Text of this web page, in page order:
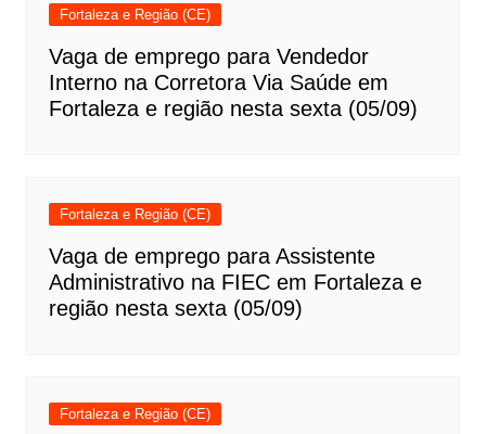
Fortaleza e Região (CE)
Vaga de emprego para Vendedor
Interno na Corretora Via Saúde em
Fortaleza e região nesta sexta (05/09)
Fortaleza e Região (CE)
Vaga de emprego para Assistente
Administrativo na FIEC em Fortaleza e
região nesta sexta (05/09)
Fortaleza e Região (CE)